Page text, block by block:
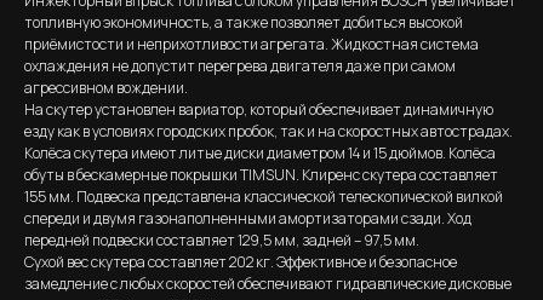
топливную экономичность, а также позволяет добиться высокой
приёмистости и неприхотливости агрегата. Жидкостная система
охлаждения не допустит перегрева двигателя даже при самом
агрессивном вождении.
На скутер установлен вариатор, который обеспечивает динамичную
езду как в условиях городских пробок, так и на скоростных автострадах.
Колёса скутера имеют литые диски диаметром 14 и 15 дюймов. Колёса
обуты в бескамерные покрышки TIMSUN. Клиренс скутера составляет
155 мм. Подвеска представлена классической телескопической вилкой
спереди и двумя газонаполненными амортизаторами сзади. Ход
передней подвески составляет 129,5 мм, задней – 97,5 мм.
Сухой вес скутера составляет 202 кг. Эффективное и безопасное
замедление с любых скоростей обеспечивают гидравлические дисковые